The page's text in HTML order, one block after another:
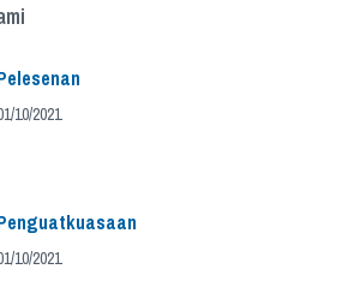
10/2021
10/2021